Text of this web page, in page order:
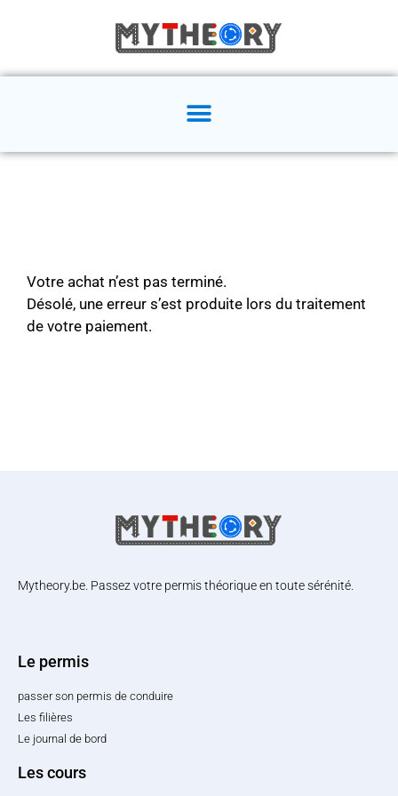
Votre achat n’est pas terminé.
Désolé, une erreur s’est produite lors du traitement
de votre paiement.
Mytheory.be. Passez votre permis théorique en toute sérénité.
Le permis
passer son permis de conduire
Les filières
Le journal de bord
Les cours